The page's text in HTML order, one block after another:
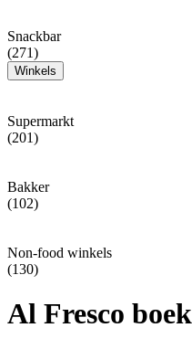
Snackbar
(271)
Winkels
Supermarkt
(201)
Bakker
(102)
Non-food winkels
(130)
Al Fresco